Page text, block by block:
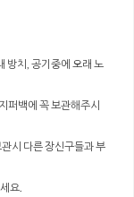
방치, 공기중에 오래 노
퍼백에 꼭 보관해주시
시 다른 장신구들과 부
요.